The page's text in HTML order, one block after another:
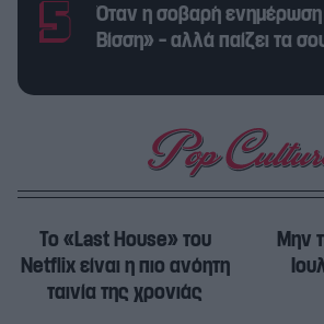
Όταν η σοβαρή ενημέρωση
Βίσση» – αλλά παίζει τα
Το «Last House» του
Netflix είναι η πιο ανόητη
ταινία της χρονιάς
Μην